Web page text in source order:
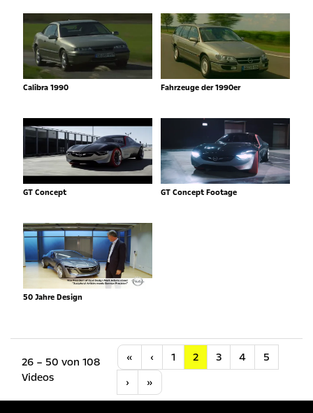
Calibra 1990 Fahrzeuge der 1990er
GT Concept GT Concept Footage
50 Jahre Design
26 – 50 von 108
Videos
«Anfang
‹Vorherige
1 2 3 4
5
›Nächste
»Letzte